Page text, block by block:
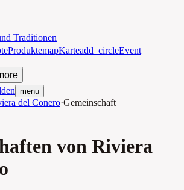
Traditionen
ProduktemapKarteadd_circleEvent
menu
del Conero·Gemeinschaft
von Riviera